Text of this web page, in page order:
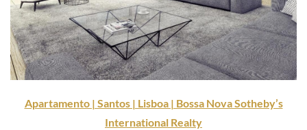
Apartamento | Santos | Lisboa | Bossa Nova Sotheby’s
International Realty